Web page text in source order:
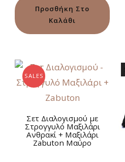
Προσθήκη Στο
Καλάθι
SALES
Σετ Διαλογισμού με
Στρογγυλό Μαξιλάρι
Ανθρακί + Μαξιλάρι
Zabuton Μαύρο